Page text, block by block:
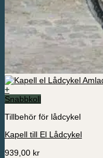
+
Snabbkoll
Tillbehör för lådcykel
Kapell till El Lådcykel
939,00 kr